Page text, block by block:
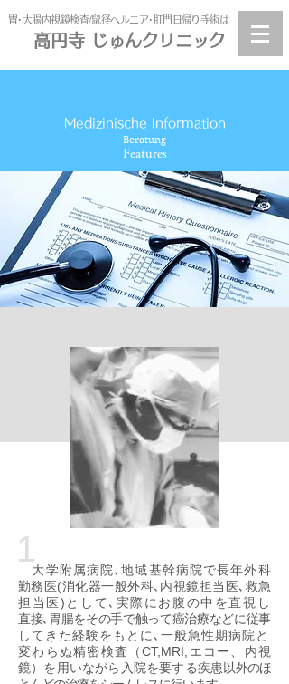
高円寺 じゅんクリニック
​胃･大腸内視鏡検査/鼠径ヘルニア･肛門日帰り手術は
高円寺 じゅんクリニック
Medizinische Information
Beratung
Features
1
大学附属病院､地域基幹病院で長年外科
勤務医(消化器一般外科､内視鏡担当医､救急
担当医)として､実際にお腹の中を直視し
直接､胃腸をその手で触って癌治療などに従事
してきた経験をもとに､一般急性期病院と
変わらぬ精密検査（CT,MRI,エコー、内視
鏡）を用いながら入院を要する疾患以外のほ